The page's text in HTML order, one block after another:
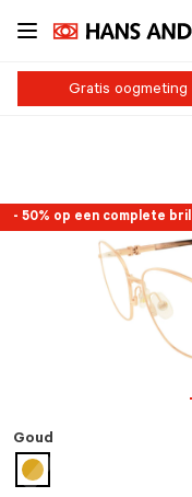
Ga
naar
inhoud
Gratis oogmeting
- 50% op een complete bril
Goud
geselecteerd